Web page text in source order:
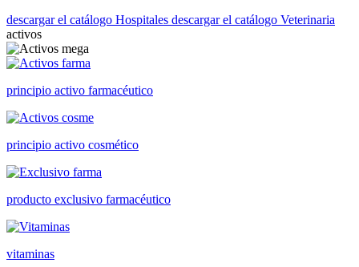
descargar el catálogo Hospitales descargar el catálogo Veterinaria
activos
principio activo farmacéutico
principio activo cosmético
producto exclusivo farmacéutico
vitaminas